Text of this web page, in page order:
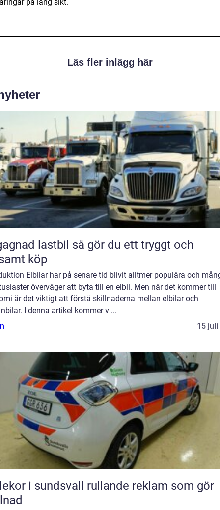
på lång sikt.
Läs fler inlägg här
lastbil så gör du ett tryggt och
köp
Elbilar har på senare tid blivit alltmer populära och
överväger att byta till en elbil. Men när det kommer till
är det viktigt att förstå skillnaderna mellan elbilar och
I denna artikel kommer vi...
15 juli
sundsvall rullande reklam som gör